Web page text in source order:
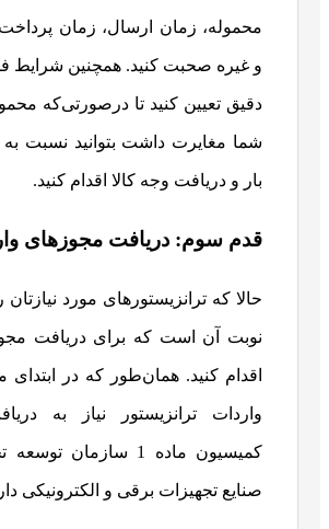
محموله، زمان ارسال، زمان
و غیره صحبت کنید. همچنین شرایط
دقیق تعیین کنید تا درصورتی‌که
شما مغایرت داشت بتوانید نسبت
بار و دریافت وجه کالا اقدام کنید.
قدم سوم: دریافت مجوزهای
حالا که ترانزیستورهای مورد نیازتان
نوبت آن است که برای دریافت
اقدام کنید. همان‌طور که در
واردات ترانزیستور نیاز به
کمیسیون ماده 1 سازمان
صنایع تجهیزات برقی و الکترونیکی